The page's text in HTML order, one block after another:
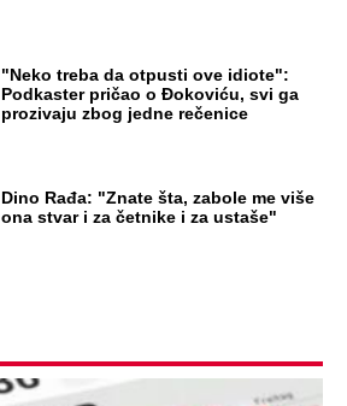
"Neko treba da otpusti ove idiote":
Podkaster pričao o Đokoviću, svi ga
prozivaju zbog jedne rečenice
Dino Rađa: "Znate šta, zabole me više
ona stvar i za četnike i za ustaše"